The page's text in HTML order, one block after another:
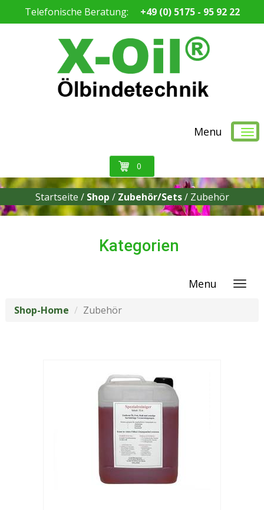
Telefonische Beratung: +49 (0) 5175 - 95 92 22
Menu
0
Startseite / Shop / Zubehör/Sets / Zubehör
Kategorien
Menu
Shop-Home Zubehör